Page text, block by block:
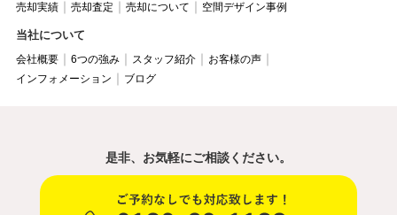
売却実績 売却査定 売却について 空間デザイン事例
当社について
会社概要 6つの強み スタッフ紹介
お客様の声
インフォメーション
ブログ
是非、お気軽にご相談ください。